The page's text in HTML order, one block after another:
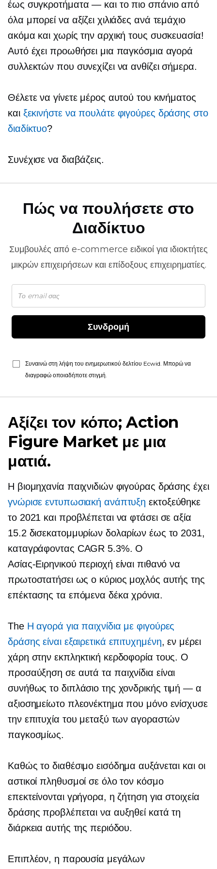
έως συγκροτήματα — καιτο πιο σπάνιο από
όλα μπορεί να αξίζει χιλιάδες ανά τεμάχιο
ακόμα και χωρίς την αρχική τους συσκευασία!
Αυτό έχει προωθήσει μια παγκόσμια αγορά
συλλεκτών που συνεχίζει να ανθίζει σήμερα.
Θέλετε να γίνετε μέρος αυτού του κινήματος
και ξεκινήστε να πουλάτε φιγούρες δράσης στο
διαδίκτυο?
Συνέχισε να διαβάζεις.
Πώς να πουλήσετε στο
Διαδίκτυο
Συμβουλές από e-commerce ειδικοί για ιδιοκτήτες
μικρών επιχειρήσεων και επίδοξους επιχειρηματίες.
Συνδρομή
Συναινώ στη λήψη του ενημερωτικού δελτίου Ecwid. Μπορώ να
διαγραφώ οποιαδήποτε στιγμή.
Αξίζει τον κόπο; Action
Figure Market με μια
ματιά.
Η βιομηχανία παιχνιδιών φιγούρας δράσης έχει
γνώρισε εντυπωσιακή ανάπτυξη εκτοξεύθηκε
το 2021 και προβλέπεται να φτάσει σε αξία
15.2 δισεκατομμυρίων δολαρίων έως το 2031,
καταγράφοντας CAGR 5.3%. Ο
Ασίας-Ειρηνικού περιοχή είναι πιθανό να
πρωτοστατήσει ως ο κύριος μοχλός αυτής της
επέκτασης τα επόμενα δέκα χρόνια.
The Η αγορά για παιχνίδια με φιγούρες
δράσης είναι εξαιρετικά επιτυχημένη, εν μέρει
χάρη στην εκπληκτική κερδοφορία τους. Ο
προσαύξηση σε αυτά τα παιχνίδια είναι
συνήθως το διπλάσιο της χονδρικής τιμή — α
αξιοσημείωτο πλεονέκτημα που μόνο ενίσχυσε
την επιτυχία του μεταξύ των αγοραστών
παγκοσμίως.
Καθώς το διαθέσιμο εισόδημα αυξάνεται και οι
αστικοί πληθυσμοί σε όλο τον κόσμο
επεκτείνονται γρήγορα, η ζήτηση για στοιχεία
δράσης προβλέπεται να αυξηθεί κατά τη
διάρκεια αυτής της περιόδου.
Επιπλέον, η παρουσία μεγάλων